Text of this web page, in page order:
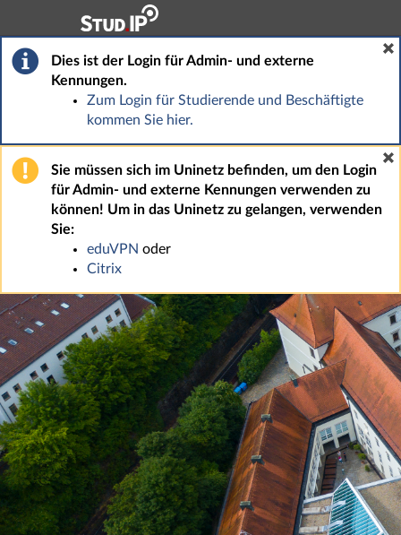
Hauptnavigation
Fußzeile
Dies ist der Login für Admin- und externe
Kennungen.
Zum Login für Studierende und Beschäftigte
kommen Sie hier.
Sie müssen sich im Uninetz befinden, um den Login
für Admin- und externe Kennungen verwenden zu
können! Um in das Uninetz zu gelangen, verwenden
Sie:
eduVPN oder
Citrix